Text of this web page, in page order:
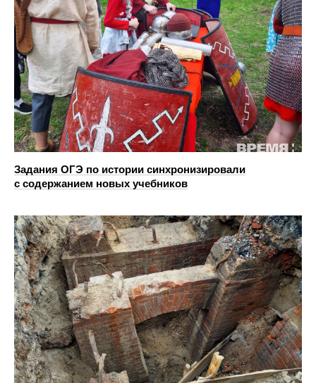
Задания ОГЭ по истории синхронизировали
с содержанием новых учебников